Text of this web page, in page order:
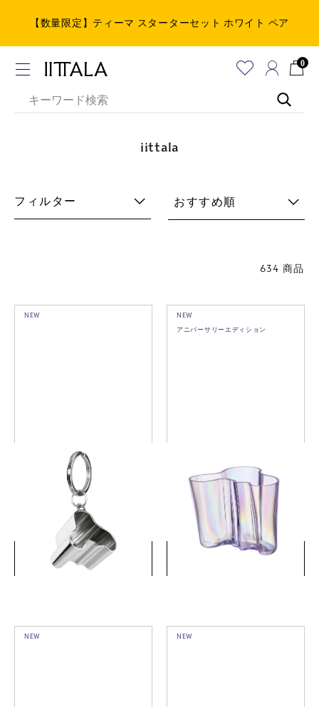
【数量限定】ティーマ スターターセット ホワイト ペア
0
iittala
フィルター おすすめ順
634 商品
NEW
アルヴァ・アアルト コレク
ション チャーム 3cm メタル
(税込)
詳細を見る
NEW
アニバーサリーエディション
アルヴァ・アアルト コレク
ション Tokyo ベース 160mm
ラスターライラック
￥79,200
詳細を見る
NEW NEW